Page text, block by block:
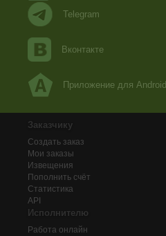
Telegram
Вконтакте
Приложение для Android
Заказчику
Создать заказ
Мои заказы
Извещения
Пополнить счёт
Статистика
API
Исполнителю
Работа онлайн